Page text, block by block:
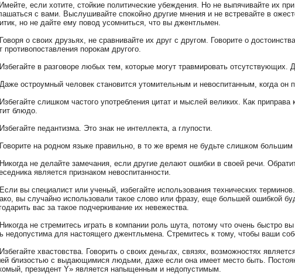
если хотите, стойкие политические убеждения. Но не выпячивайте их
с вами. Выслушивайте спокойно другие мнения и не встревайте в
но не дайте ему повод усомниться, что вы джентльмен.
о своих друзьях, не сравнивайте их друг с другом. Говорите о
противопоставления порокам другого.
в разговоре любых тем, которые могут травмировать отсутствующих.
остроумный человек становится утомительным и невоспитанным, когда он
слишком частого употребления цитат и мыслей великих. Как
блюдо.
педантизма. Это знак не интеллекта, а глупости.
на родном языке правильно, в то же время не будьте слишком
не делайте замечания, если другие делают ошибки в своей речи.
является признаком невоспитанности.
вы специалист или ученый, избегайте использования технических
вы случайно использовали такое слово или фразу, еще большей ошибкой
вас за такое подчеркивание их невежества.
не стремитесь играть в компании роль шута, потому что очень быстро
недопустима для настоящего джентльмена. Стремитесь к тому, чтобы ваши
хвастовства. Говорить о своих деньгах, связях, возможностях
близостью с выдающимися людьми, даже если она имеет место быть.
президент Y» является напыщенным и недопустимым.